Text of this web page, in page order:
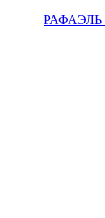
РАФАЭЛЬ